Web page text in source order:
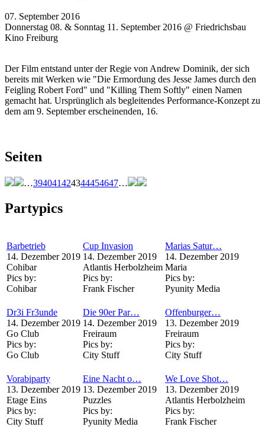
07. September 2016
Donnerstag 08. & Sonntag 11. September 2016 @ Friedrichsbau
Kino Freiburg
Der Film entstand unter der Regie von Andrew Dominik, der sich
bereits mit Werken wie "Die Ermordung des Jesse James durch den
Feigling Robert Ford" und "Killing Them Softly" einen Namen
gemacht hat. Ursprünglich als begleitendes Performance-Konzept zu
dem am 9. September erscheinenden, 16.
Seiten
…394041424344454647…
Partypics
Barbetrieb
14. Dezember 2019
Cohibar
Pics by:
Cohibar
Cup Invasion
14. Dezember 2019
Atlantis Herbolzheim
Pics by:
Frank Fischer
Marias Satur…
14. Dezember 2019
Maria
Pics by:
Pyunity Media
Dr3i Fr3unde
14. Dezember 2019
Go Club
Pics by:
Go Club
Die 90er Par…
14. Dezember 2019
Freiraum
Pics by:
City Stuff
Offenburger…
13. Dezember 2019
Freiraum
Pics by:
City Stuff
Vorabiparty
13. Dezember 2019
Etage Eins
Pics by:
City Stuff
Eine Nacht o…
13. Dezember 2019
Puzzles
Pics by:
Pyunity Media
We Love Shot…
13. Dezember 2019
Atlantis Herbolzheim
Pics by:
Frank Fischer